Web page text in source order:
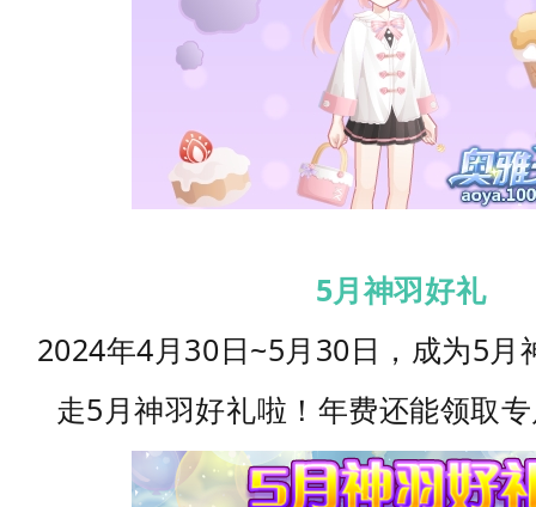
5月神羽好礼
2024年4月30日~5月30日，成为5月
走5月神羽好礼啦！年费还能领取